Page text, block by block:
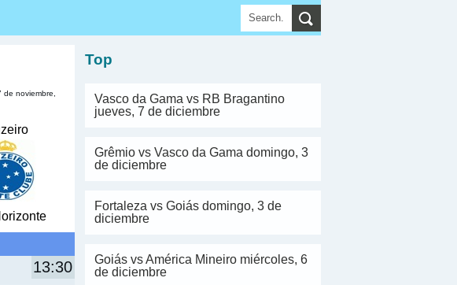
de noviembre,
13:30
Top
Vasco da Gama vs RB Bragantino
jueves, 7 de diciembre
Grêmio vs Vasco da Gama domingo, 3
de diciembre
Fortaleza vs Goiás domingo, 3 de
diciembre
Goiás vs América Mineiro miércoles, 6
de diciembre
▼